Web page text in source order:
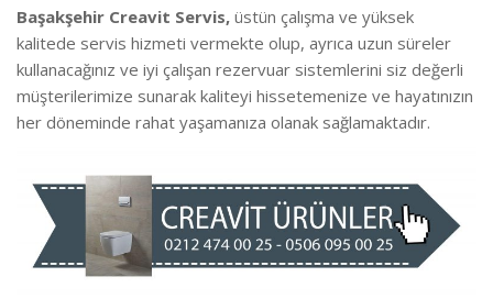
Başakşehir Creavit Servis, üstün çalışma ve yüksek
kalitede servis hizmeti vermekte olup, ayrıca uzun süreler
kullanacağınız ve iyi çalışan rezervuar sistemlerini siz değerli
müşterilerimize sunarak kaliteyi hissetemenize ve hayatınızın
her döneminde rahat yaşamanıza olanak sağlamaktadır.